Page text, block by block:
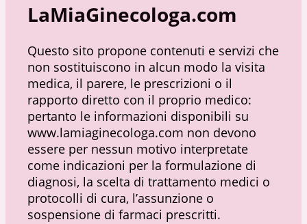
LaMiaGinecologa.com
Questo sito propone contenuti e servizi che
non sostituiscono in alcun modo la visita
medica, il parere, le prescrizioni o il
rapporto diretto con il proprio medico:
pertanto le informazioni disponibili su
www.lamiaginecologa.com non devono
essere per nessun motivo interpretate
come indicazioni per la formulazione di
diagnosi, la scelta di trattamento medici o
protocolli di cura, l’assunzione o
sospensione di farmaci prescritti.